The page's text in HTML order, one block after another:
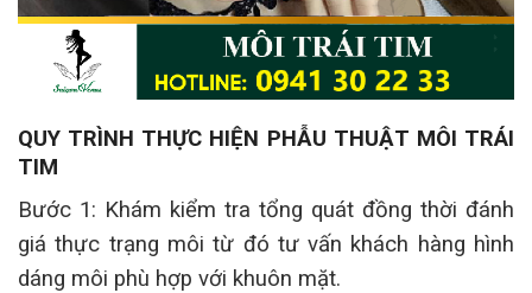
QUY TRÌNH THỰC HIỆN PHẪU THUẬT MÔI TRÁI
TIM
Bước 1: Khám kiểm tra tổng quát đồng thời đánh
giá thực trạng môi từ đó tư vấn khách hàng hình
dáng môi phù hợp với khuôn mặt.